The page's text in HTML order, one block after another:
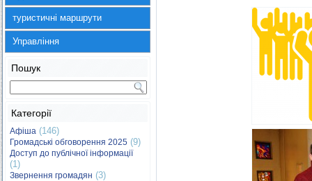
туристичні маршрути
Управління
Пошук
Категорії
Афіша (146)
Громадські обговорення 2025 (9)
Доступ до публічної інформації
(1)
Звернення громадян (3)